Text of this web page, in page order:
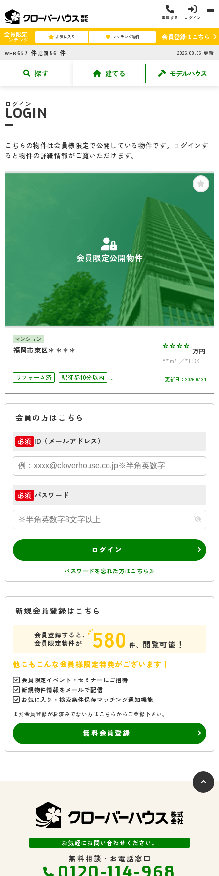
電話する ログイン
会員限定
コンテンツ お気に入り マッチング物件 会員登録はこちら
WEB 657 件 店頭 56 件 2026.08.06 更新
探す 建てる モデルハウス
ログイン
LOGIN
こちらの物件は会員様限定で公開している物件です。ログインす
ると物件の詳細情報がご覧いただけます。
会員限定公開物件
マンション
福岡市東区＊＊＊＊ **** 万円
**m²
*LDK
リフォーム済
駅徒歩10分以内
更新日： 2026.07.31
会員の方はこちら
必須 ID（メールアドレス）
必須 パスワード
ログイン
パスワードを忘れた方はこちら≫
新規会員登録はこちら
会員登録すると、
会員限定物件が
580 件、 閲覧可能！
他にもこんな会員様限定特典がございます！
会員限定イベント・セミナーにご招待
新規物件情報をメールで配信
お気に入り・検索条件保存マッチング通知機能
まだ会員登録がお済みでない方はこちらからご登録下さい。
無料会員登録
お気軽にお問い合わせください。
無料相談・お電話窓口